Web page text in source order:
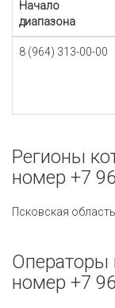
Начало
диапазона
8 (964) 313-00-00
Регионы
номер +7
Псковская область
Операторы
номер +7